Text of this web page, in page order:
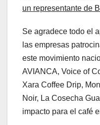
un representante de
Se agradece todo el
las empresas
este movimiento
AVIANCA, Voice of
Xara Coffee Drip,
Noir, La Cosecha
impacto para el café